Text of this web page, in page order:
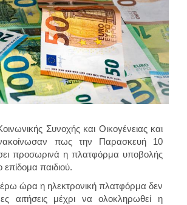
Συνοχής και Οικογένειας και
πως την Παρασκευή 10
προσωρινά η πλατφόρμα υποβολής
επίδομα παιδιού.
ώρα η ηλεκτρονική πλατφόρμα δεν
αιτήσεις μέχρι να ολοκληρωθεί η